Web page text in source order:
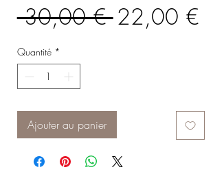
30,00 € Prix
22,00 €Prix
Quantité *
Ajouter au panier